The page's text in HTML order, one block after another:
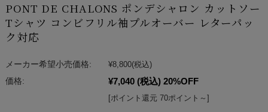
PONT DE CHALONS ポンデシャロン カットソー
Tシャツ コンビフリル袖プルオーバー レターパッ
ク対応
メーカー希望小売価格: ¥8,800(税込)
価格:
¥7,040 (税込) 20%OFF
[ポイント還元 70ポイント～]